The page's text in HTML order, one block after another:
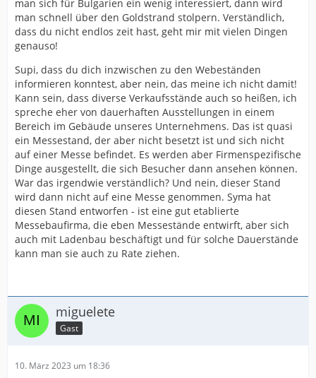
man sich für Bulgarien ein wenig interessiert, dann wird
man schnell über den Goldstrand stolpern. Verständlich,
dass du nicht endlos zeit hast, geht mir mit vielen Dingen
genauso!
Supi, dass du dich inzwischen zu den Webeständen
informieren konntest, aber nein, das meine ich nicht damit!
Kann sein, dass diverse Verkaufsstände auch so heißen, ich
spreche eher von dauerhaften Ausstellungen in einem
Bereich im Gebäude unseres Unternehmens. Das ist quasi
ein Messestand, der aber nicht besetzt ist und sich nicht
auf einer Messe befindet. Es werden aber Firmenspezifische
Dinge ausgestellt, die sich Besucher dann ansehen können.
War das irgendwie verständlich? Und nein, dieser Stand
wird dann nicht auf eine Messe genommen. Syma hat
diesen Stand entworfen - ist eine gut etablierte
Messebaufirma, die eben Messestände entwirft, aber sich
auch mit Ladenbau beschäftigt und für solche Dauerstände
kann man sie auch zu Rate ziehen.
miguelete
Gast
10. März 2023 um 18:36